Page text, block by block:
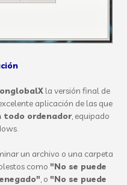
la versión final de
aplicación de las que
todo ordenador, equipado
un archivo o una carpeta
como "No se puede
, o "No se puede